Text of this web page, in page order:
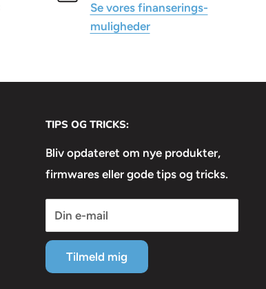
Se vores finanserings-
muligheder
TIPS OG TRICKS:
Bliv opdateret om nye produkter,
firmwares eller gode tips og tricks.
Din e-mail
Tilmeld mig